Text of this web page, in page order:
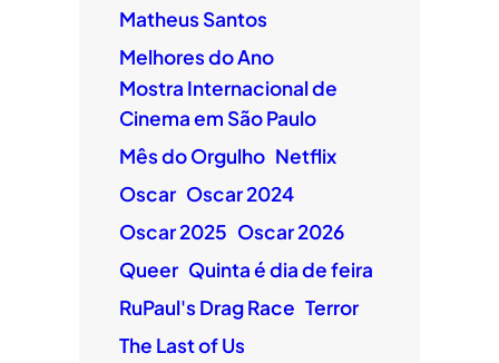
Matheus Santos
Melhores do Ano
Mostra Internacional de
Cinema em São Paulo
Mês do Orgulho Netflix
Oscar Oscar 2024
Oscar 2025 Oscar 2026
Queer Quinta é dia de feira
RuPaul's Drag Race Terror
The Last of Us